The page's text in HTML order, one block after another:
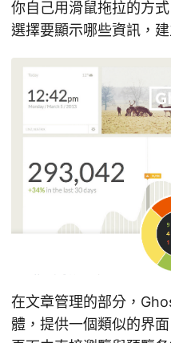
你自己用滑鼠拖拉的方
選擇要顯示哪些資訊，
在文章管理的部分，
體，提供一個類似的界